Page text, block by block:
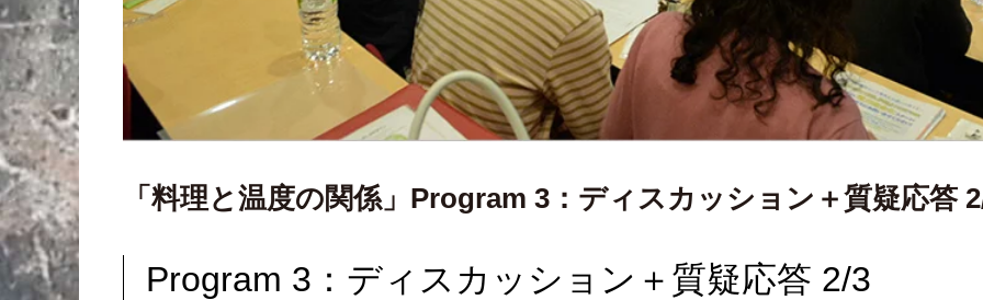
「料理と温度の関係」Program 3：ディスカッション＋質疑応答
Program 3：ディスカッション＋質疑応答 2/3